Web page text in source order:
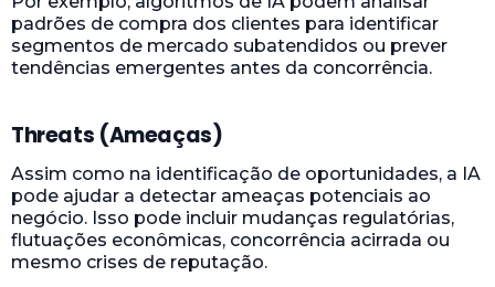
padrões de compra dos clientes para identificar
segmentos de mercado subatendidos ou prever
tendências emergentes antes da concorrência.
Threats (Ameaças)
Assim como na identificação de oportunidades, a IA
pode ajudar a detectar ameaças potenciais ao
negócio. Isso pode incluir mudanças regulatórias,
flutuações econômicas, concorrência acirrada ou
mesmo crises de reputação.